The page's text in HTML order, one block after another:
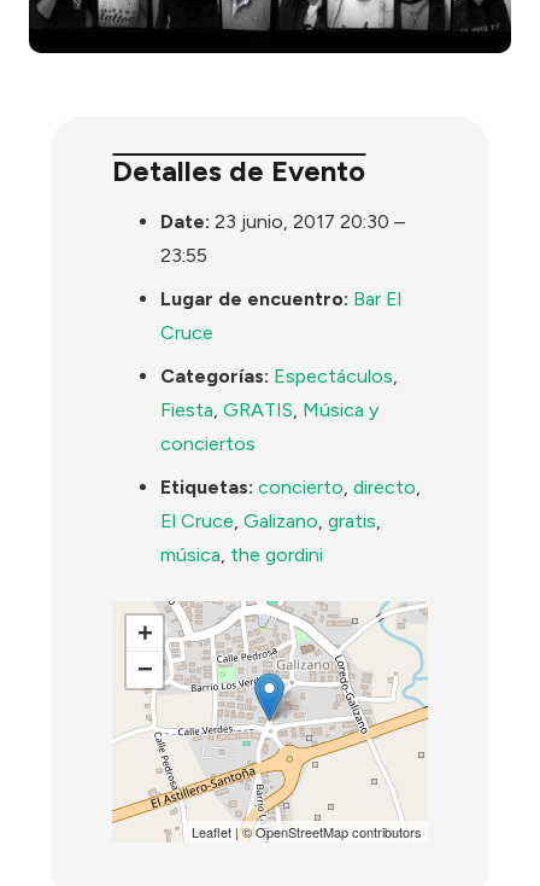
Detalles de Evento
Date: 23 junio, 2017 20:30 –
23:55
Lugar de encuentro: Bar El
Cruce
Categorías: Espectáculos,
Fiesta,GRATIS, Música y
conciertos
Etiquetas: concierto,directo,
El Cruce,Galizano,gratis,
música, the gordini
+
−
Leaflet| ©OpenStreetMapcontributors